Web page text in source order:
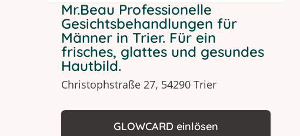
Mr.Beau Professionelle
Gesichtsbehandlungen für
Männer in Trier. Für ein
frisches, glattes und gesundes
Hautbild.
Christophstraße 27, 54290 Trier
GLOWCARD einlösen